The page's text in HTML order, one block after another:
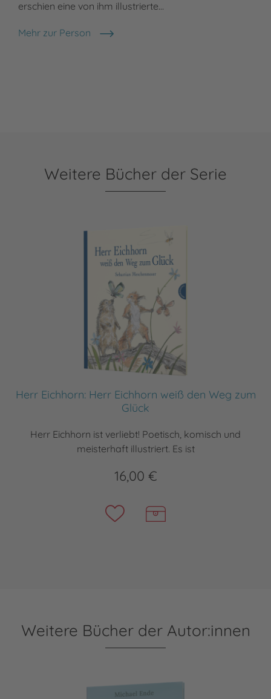
erschien eine von ihm illustrierte…
Mehr zur Person
Sebastian Meschenmoser
Weitere Bücher der Serie
Herr Eichhorn: Herr Eichhorn weiß den Weg zum
Glück
Herr Eichhorn ist verliebt! Poetisch, komisch und
meisterhaft illustriert. Es ist
16,00 €
Weitere Bücher der Autor:innen